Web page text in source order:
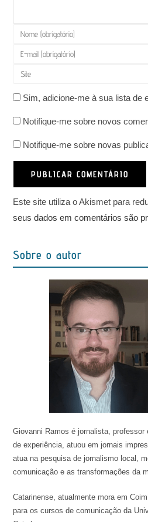
Digite
nome
ou
de
usuário
comentar
Digite
endereço
de
mail
para
Digite
URL
site
Sim, adicione-me à sua lista de
Notifique-me sobre novos
Notifique-me sobre novas
Este site utiliza o Akismet para
seus dados em comentários são
Sobre o autor
Giovanni Ramos é jornalista, professor
de experiência, atuou em jornais
atua na pesquisa de jornalismo local,
comunicação e as transformações da
Catarinense, atualmente mora em
para os cursos de comunicação da